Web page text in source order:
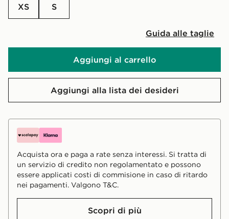
XS S
Guida alle taglie
Aggiungi al carrello
Aggiungi alla lista dei desideri
Acquista ora e paga a rate senza interessi. Si tratta di
un servizio di credito non regolamentato e possono
essere applicati costi di commisione in caso di ritardo
nei pagamenti. Valgono T&C.
Scopri di più